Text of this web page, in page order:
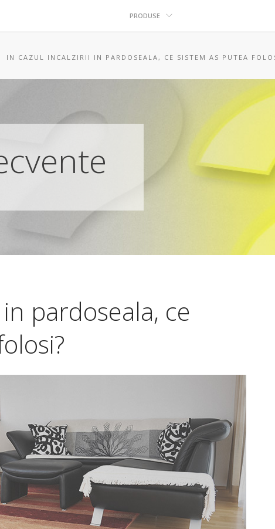
PRODUSE
IN CAZUL INCALZIRII IN PARDOSEALA, CE SISTEM AS PUTEA
pardoseala, ce